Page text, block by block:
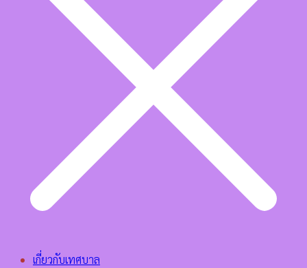
เกี่ยวกับเทศบาล